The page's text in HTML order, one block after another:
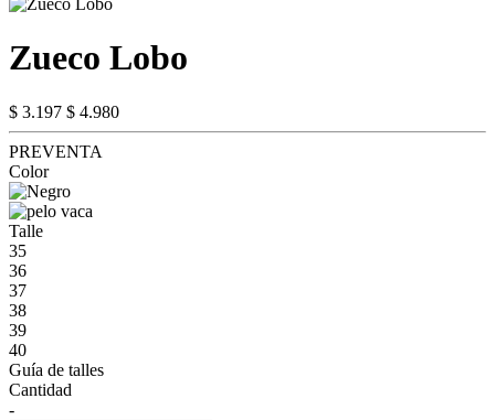
Zueco Lobo
$ 3.197 $ 4.980
PREVENTA
Color
Talle
35
36
37
38
39
40
Guía de talles
Cantidad
-